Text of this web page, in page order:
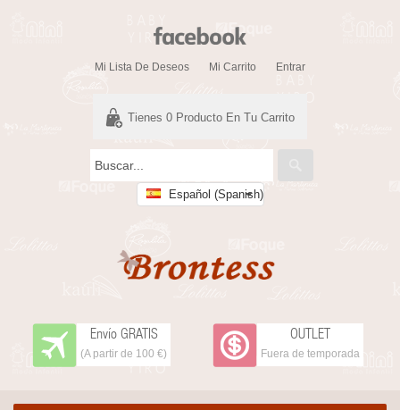
Mi Lista De Deseos Mi Carrito Entrar
Tienes 0 Producto En Tu Carrito
Español (Spanish)
Envío GRATIS
(A partir de 100 €)
OUTLET
Fuera de temporada